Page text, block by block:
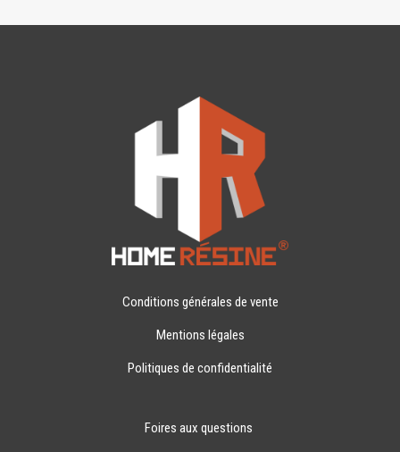
Conditions générales de vente
Mentions légales
Politiques de confidentialité
Foires aux questions